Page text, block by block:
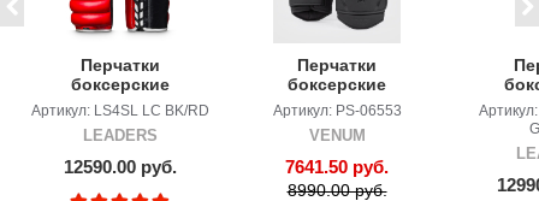
Перчатки
боксерские
LEADERS LEAD
шнуровке BK/RD
Артикул: LS4SL LC BK/RD
LEADERS
12590.00 руб.
Перчатки
боксерские
Venum Challenger
4.0 Black/Black
Артикул: PS-06553
VENUM
7641.50 руб.
8990.00 руб.